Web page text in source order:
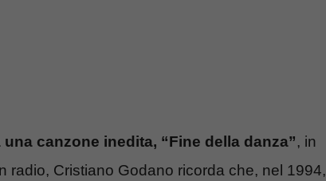
canzone inedita, “Fine della danza”, in
radio, Cristiano Godano ricorda che, nel 1994,